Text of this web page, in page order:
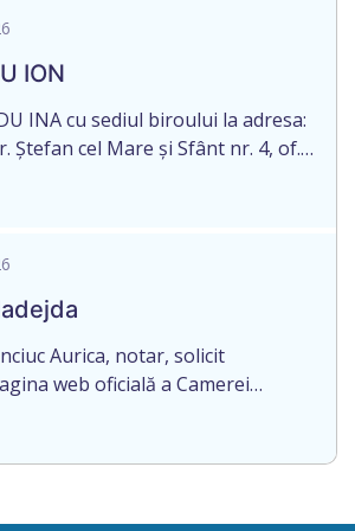
ă la data de 12.01.2026
anul două mii douăzeci și
certificatului de moștenitor este
ION
INA cu sediul biroului la adresa:
Ștefan cel Mare și Sfânt nr. 4, of.
decesului cet. BOSÎNCEANU
ă la data de 15.05.2021
de moștenitor este […]
Aurica, notar, solicit
web oficială a Camerei
succesorale cu următorul
privind deschiderea procedurii